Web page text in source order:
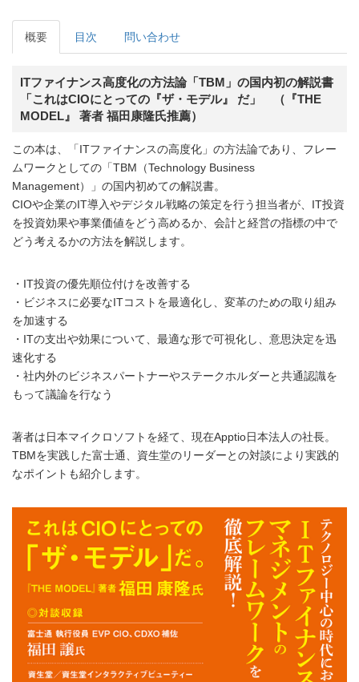
概要 目次 問い合わせ
ITファイナンス高度化の方法論「TBM」の国内初の解説書
「これはCIOにとっての『ザ・モデル』 だ」 （『THE
MODEL』 著者 福田康隆氏推薦）
この本は、「ITファイナンスの高度化」の方法論であり、フレー
ムワークとしての「TBM（Technology Business
Management）」の国内初めての解説書。
CIOや企業のIT導入やデジタル戦略の策定を行う担当者が、IT投資
を投資効果や事業価値をどう高めるか、会計と経営の指標の中で
どう考えるかの方法を解説します。
・IT投資の優先順位付けを改善する
・ビジネスに必要なITコストを最適化し、変革のための取り組み
を加速する
・ITの支出や効果について、最適な形で可視化し、意思決定を迅
速化する
・社内外のビジネスパートナーやステークホルダーと共通認識を
もって議論を行なう
著者は日本マイクロソフトを経て、現在Apptio日本法人の社長。
TBMを実践した富士通、資生堂のリーダーとの対談により実践的
なポイントも紹介します。